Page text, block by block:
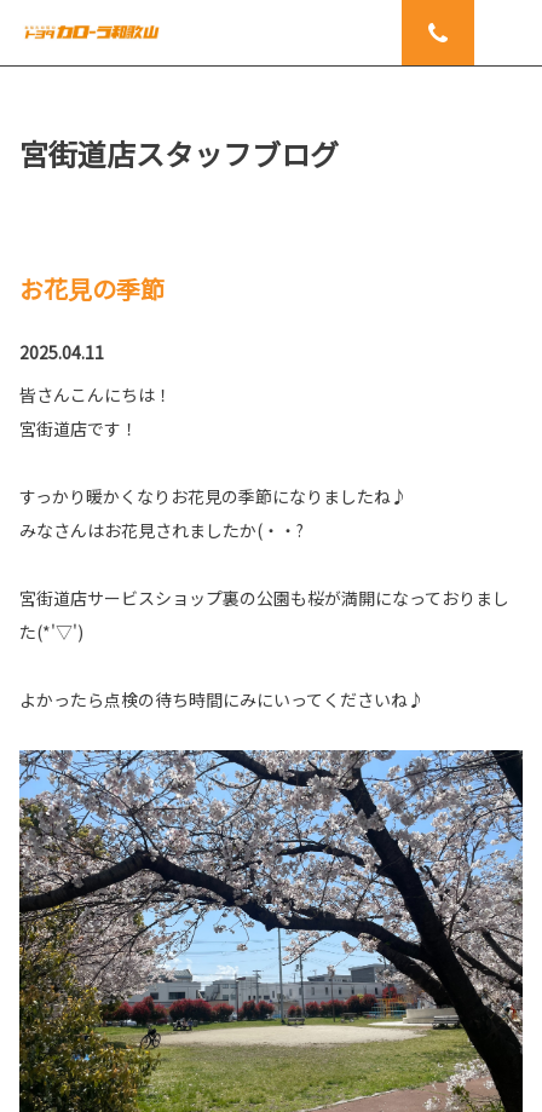
宮街道店スタッフブログ
お花見の季節
2025.04.11
皆さんこんにちは！
宮街道店です！
すっかり暖かくなりお花見の季節になりましたね♪
みなさんはお花見されましたか(・・?
宮街道店サービスショップ裏の公園も桜が満開になっておりまし
た(*'▽')
よかったら点検の待ち時間にみにいってくださいね♪